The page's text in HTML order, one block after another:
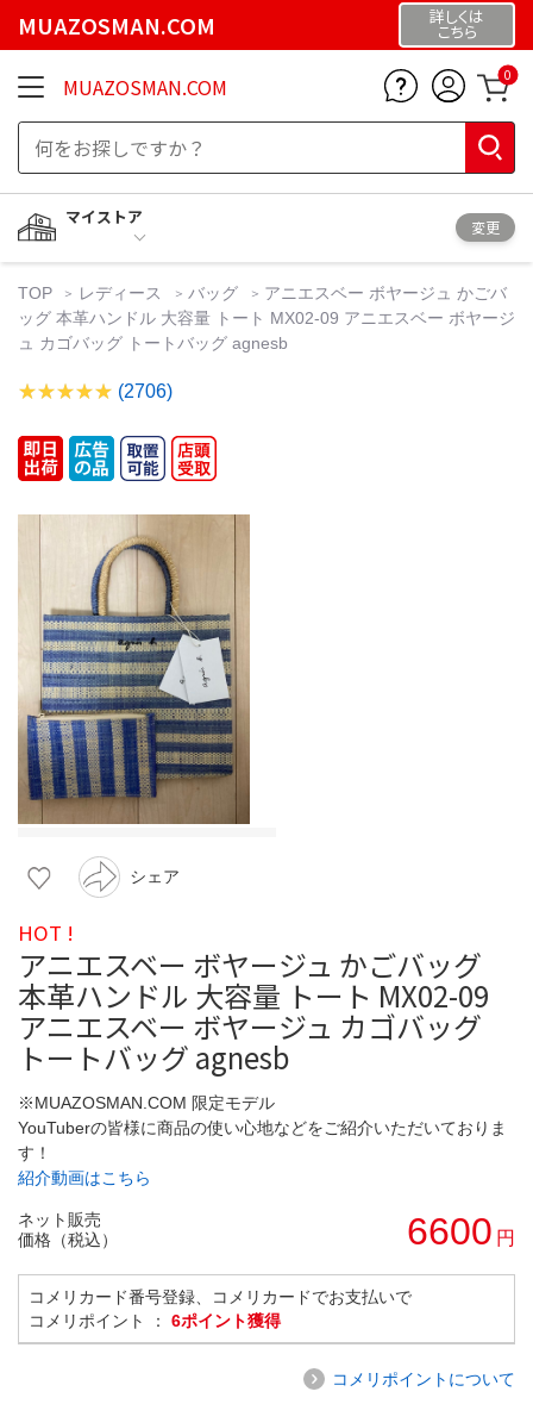
MUAZOSMAN.COM 詳しくは
こちら
MUAZOSMAN.COM 0
マイストア
変更
TOP レディース バッグ
アニエスベー ボヤージュ かごバ
ッグ 本革ハンドル 大容量 トート MX02-09 アニエスベー ボヤージ
ュ カゴバッグ トートバッグ agnesb
(2706)
シェア
HOT !
アニエスベー ボヤージュ かごバッグ
本革ハンドル 大容量 トート MX02-09
アニエスベー ボヤージュ カゴバッグ
トートバッグ agnesb
※MUAZOSMAN.COM 限定モデル
YouTuberの皆様に商品の使い心地などをご紹介いただいておりま
す！
紹介動画はこちら
ネット販売
価格（税込）
6600 円
コメリカード番号登録、コメリカードでお支払いで
コメリポイント ： 6ポイント獲得
コメリポイントについて